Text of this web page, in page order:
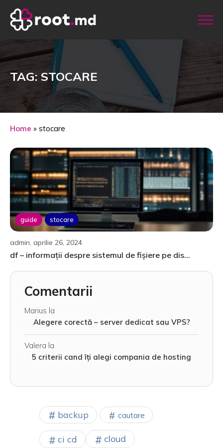
TAG: STOCARE
Home » stocare
guide stocare
admin, aprilie 26, 2024
df – informații despre sistemul de fișiere pe dis...
Comentarii
Marius la
Alegere corectă – server dedicat sau VPS?
Valera la
5 criterii cand îți alegi compania de hosting
backup cautare
ci cd cloud